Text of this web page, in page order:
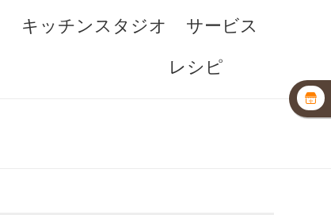
キッチンスタジオ サービス
レシピ